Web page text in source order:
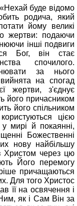
буде відомо
родича, який
йому великі
жертви: подаючи
інші подвиги
Бог, він стає
спочилого.
за нього
на спогад
жертви, з'єднує
його причасником
його спільником
цією
мирі й покаянні,
Божественні
нову найбільшу
Христом через цю
Його перемогу
причащаються
Для того Христос
її на освячення і
як і Сам Він за